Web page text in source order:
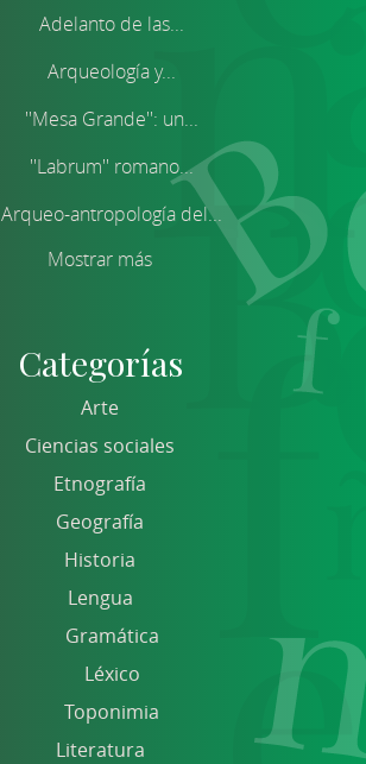
Adelanto de las...
Arqueología y...
''Mesa Grande'': un...
''Labrum'' romano...
Arqueo-antropología del...
Mostrar más
Categorías
Arte
Ciencias sociales
Etnografía
Geografía
Historia
Lengua
Gramática
Léxico
Toponimia
Literatura